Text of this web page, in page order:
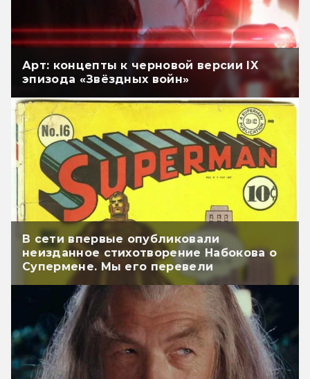
Арт: концепты к черновой версии IX
эпизода «Звёздных войн»
В сети впервые опубликовали
неизданное стихотворение Набокова о
Супермене. Мы его перевели